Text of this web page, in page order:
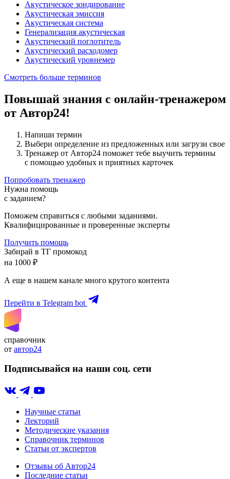
Акустическое зондирование
Акустическая эмиссия
Акустическая система
Генерализация акустическая
Акустический поглотитель
Акустический расходомер
Акустический уровнемер
Смотреть больше терминов
Повышай знания с онлайн-тренажером
от Автор24!
Напиши термин
Выбери определение из предложенных или загрузи свое
Тренажер от Автор24 поможет тебе выучить термины
с помощью удобных и приятных карточек
Попробовать тренажер
Нужна помощь
с заданием?
Поможем справиться с любыми заданиями.
Квалифицированные и проверенные эксперты
Получить помощь
Забирай в ТГ промокод
на 1000 ₽
А еще в нашем канале много крутого контента
Перейти в Telegram bot
справочник
от автор24
Подписывайся на наши соц. сети
Научные статьи
Лекторий
Методические указания
Справочник терминов
Статьи от экспертов
Отзывы об Автор24
Последние статьи